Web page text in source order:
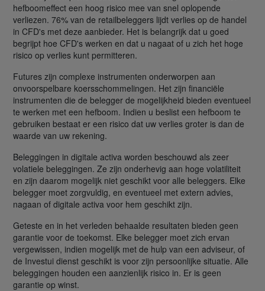
hefboomeffect een hoog risico mee van snel oplopende
verliezen. 76% van de retailbeleggers lijdt verlies op de handel
in CFD's met deze aanbieder. Het is belangrijk dat u goed
begrijpt hoe CFD's werken en dat u nagaat of u zich het hoge
risico op verlies kunt permitteren.
Futures zijn complexe instrumenten onderworpen aan
onvoorspelbare koersschommelingen. Het zijn financiële
instrumenten die de belegger de mogelijkheid bieden eventueel
te werken met een hefboom. Indien u beslist een hefboom te
gebruiken bestaat er een risico dat uw verlies groter is dan de
waarde van uw rekening.
Beleggingen in digitale activa worden beschouwd als zeer
volatiele beleggingen. Ze zijn onderhevig aan hoge volatiliteit
en zijn daarom mogelijk niet geschikt voor alle beleggers. Elke
belegger moet zorgvuldig, en eventueel met extern advies,
nagaan of digitale activa voor hem geschikt zijn.
Geteste en in het verleden behaalde resultaten bieden geen
garantie voor de toekomst. Elke belegger moet zich ervan
vergewissen, indien mogelijk met de hulp van een adviseur, of
de Investui dienst geschikt is voor zijn persoonlijke situatie. Alle
beleggingen houden een aanzienlijk risico in. Er is geen
garantie op winst.